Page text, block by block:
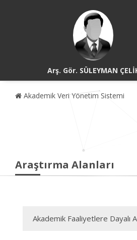
Arş. Gör. SÜLEYMAN
Akademik Veri Yönetim Sistemi
Araştırma Alanları
Akademik Faaliyetlere Dayalı